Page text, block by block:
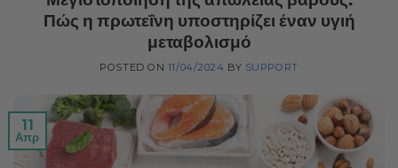
Πώς η πρωτεΐνη υποστηρίζει έναν υγιή
μεταβολισμό
POSTED ON 11/04/2024 BY SUPPORT
11
Απρ